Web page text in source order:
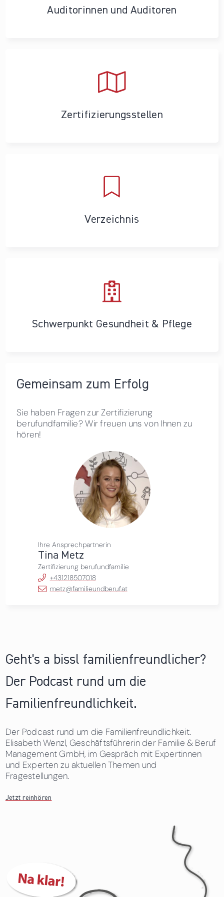
Auditorinnen und Auditoren
Zertifizierungs­stellen
Verzeichnis
Schwerpunkt Gesundheit & Pflege
Gemeinsam zum Erfolg
Sie haben Fragen zur Zertifizierung
berufundfamilie? Wir freuen uns von Ihnen zu
hören!
Ihre Ansprechpartnerin
Tina Metz
Zertifizierung berufundfamilie
+431218507018
metz@familieundberuf.at
Geht's a bissl familienfreundlicher?
Der Podcast rund um die
Familienfreundlichkeit.
Der Podcast rund um die Familienfreundlichkeit.
Elisabeth Wenzl, Geschäftsführerin der Familie & Beruf
Management GmbH, im Gespräch mit Expertinnen
und Experten zu aktuellen Themen und
Fragestellungen.
Jetzt reinhören